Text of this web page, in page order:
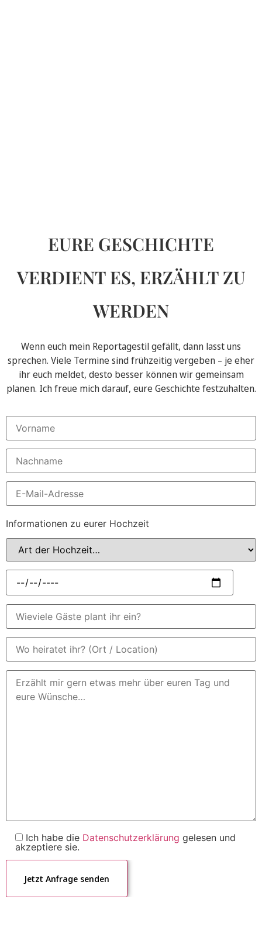
EURE GESCHICHTE
VERDIENT ES, ERZÄHLT ZU
WERDEN
Wenn euch mein Reportagestil gefällt, dann lasst uns
sprechen. Viele Termine sind frühzeitig vergeben – je eher
ihr euch meldet, desto besser können wir gemeinsam
planen. Ich freue mich darauf, eure Geschichte festzuhalten.
lasse
dieses
Feld
leer.
Informationen zu eurer Hochzeit
Ich habe die Datenschutzerklärung gelesen und
akzeptiere sie.